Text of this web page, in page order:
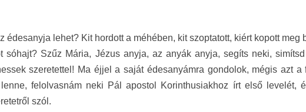
édesanyja lehet? Kit hordott a méhében, kit szoptatott, kiért kopott meg
sóhajt? Szűz Mária, Jézus anyja, az anyák anyja, segíts neki,
szeretettel! Ma éjjel a saját édesanyámra gondolok, mégis azt
felolvasnám neki Pál apostol Korinthusiakhoz írt első levelét,
szól.